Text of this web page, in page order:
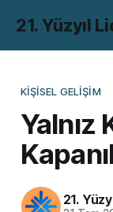
21. Yüzyıl
KIŞISEL GELIŞIM
Yalnız
21.